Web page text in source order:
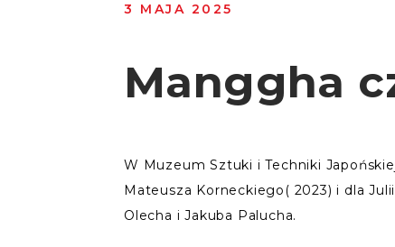
3 MAJA 2025
Manggha
W Muzeum Sztuki i Techniki
Mateusza Korneckiego( 2023) i dla
Olecha i Jakuba Palucha.